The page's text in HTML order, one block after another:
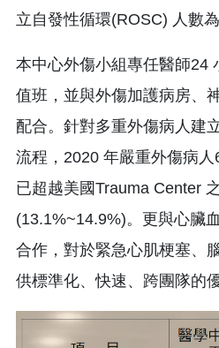
立自發性循環(ROSC) 人數
本中心外傷小組專任醫師24
值班，並與外傷加護病房、
配合。針對多重外傷病人建
流程，2020 年嚴重外傷病人
已超越美國Trauma Center
(13.1%~14.9%)。更與心臟
合作，對於緊急心肌梗塞、
供標準化、快速、跨團隊的